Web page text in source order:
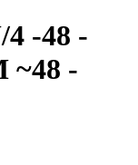
-48 -
~48 -